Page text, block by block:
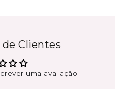
Clientes
uma avaliação